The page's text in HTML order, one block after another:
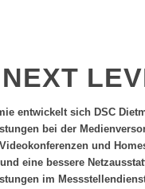
entwickelt sich DSC
bei der
und
eine bessere
im